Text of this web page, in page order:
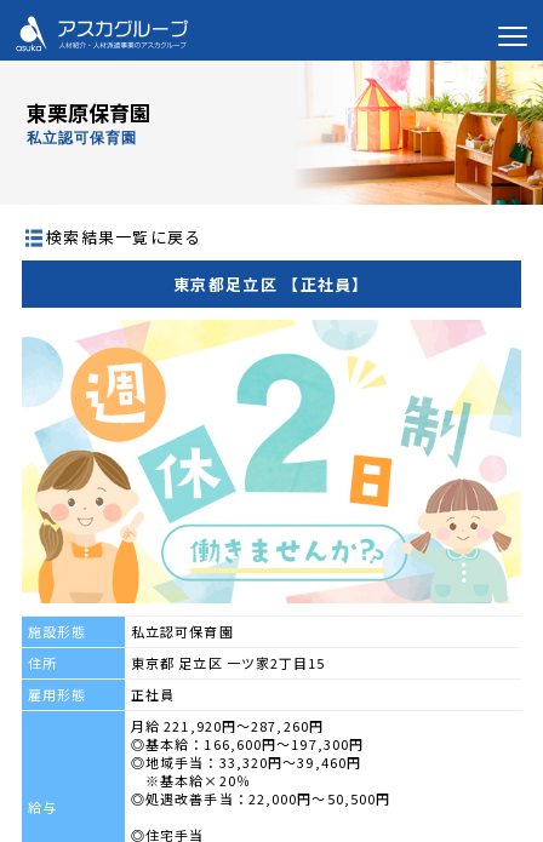
東栗原保育園
私立認可保育園
検索結果一覧に戻る
東京都足立区 【正社員】
施設形態
私立認可保育園
住所
東京都 足立区 一ツ家2丁目15
雇用形態
正社員
給与
月給 221,920円～287,260円
◎基本給：166,600円～197,300円
◎地域手当：33,320円～39,460円
※基本給×20％
◎処遇改善手当：22,000円～50,500円
◎住宅手当